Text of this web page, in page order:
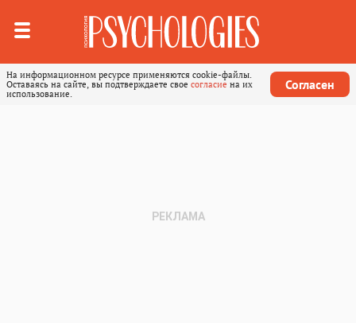
На информационном ресурсе применяются cookie-файлы.
Оставаясь на сайте, вы подтверждаете свое согласие на их
использование.
Согласен